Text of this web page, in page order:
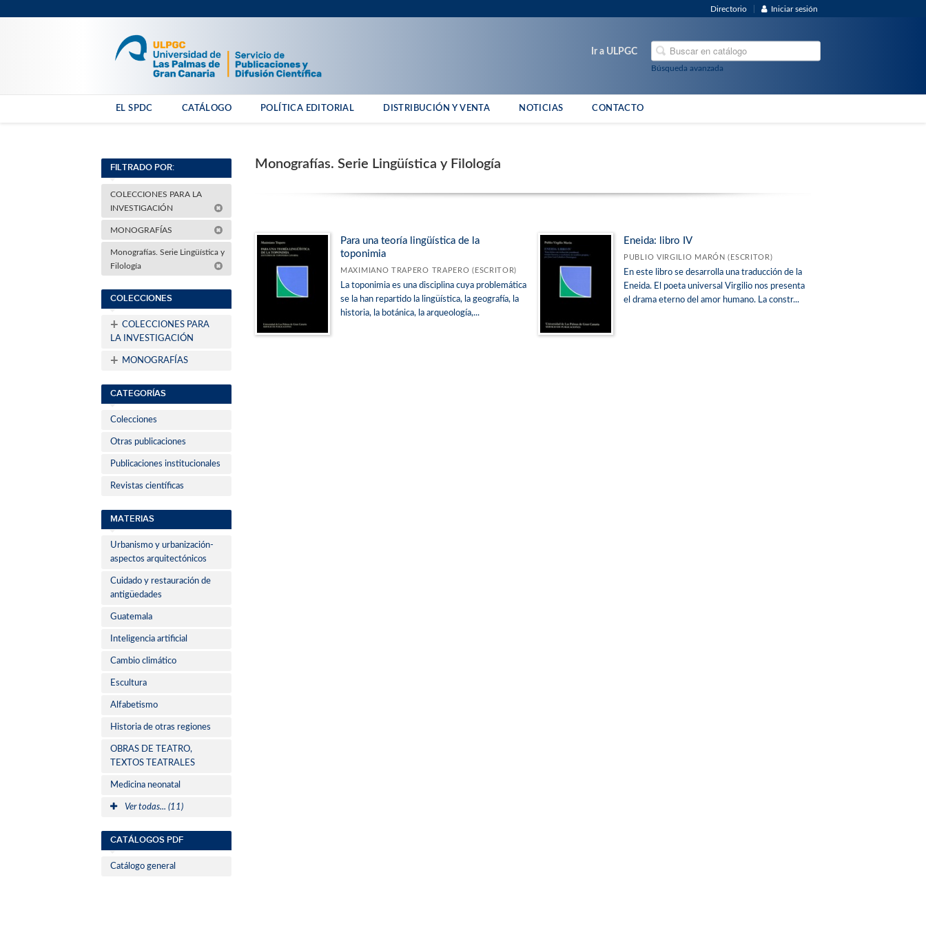
Directorio Iniciar sesión
Búsqueda avanzada
Ir a ULPGC
EL SPDC CATÁLOGO POLÍTICA EDITORIAL DISTRIBUCIÓN Y VENTA NOTICIAS CONTACTO
FILTRADO POR:
COLECCIONES PARA LA
INVESTIGACIÓN
MONOGRAFÍAS
Monografías. Serie Lingüística y
Filología
COLECCIONES
+ COLECCIONES PARA
LA INVESTIGACIÓN
+ MONOGRAFÍAS
CATEGORÍAS
Colecciones
Otras publicaciones
Publicaciones institucionales
Revistas científicas
MATERIAS
Urbanismo y urbanización-
aspectos arquitectónicos
Cuidado y restauración de
antigüedades
Guatemala
Inteligencia artificial
Cambio climático
Escultura
Alfabetismo
Historia de otras regiones
OBRAS DE TEATRO,
TEXTOS TEATRALES
Medicina neonatal
Ver todas... (11)
CATÁLOGOS PDF
Catálogo general
Monografías. Serie Lingüística y Filología
Para una teoría lingüística de la
toponimia
MAXIMIANO TRAPERO TRAPERO (ESCRITOR)
La toponimia es una disciplina cuya problemática
se la han repartido la lingüística, la geografía, la
historia, la botánica, la arqueología,...
Eneida: libro IV
PUBLIO VIRGILIO MARÓN (ESCRITOR)
En este libro se desarrolla una traducción de la
Eneida. El poeta universal Virgilio nos presenta
el drama eterno del amor humano. La constr...